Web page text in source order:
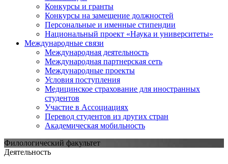
Конкурсы и гранты
Конкурсы на замещение должностей
Персональные и именные стипендии
Национальный проект «Наука и университеты»
Международные связи
Международная деятельность
Международная партнерская сеть
Международные проекты
Условия поступления
Медицинское страхование для иностранных
студентов
Участие в Ассоциациях
Перевод студентов из других стран
Академическая мобильность
Филологический факультет
Деятельность